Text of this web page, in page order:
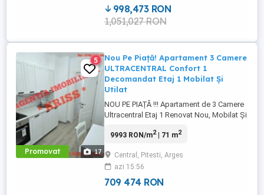
mai căutate ...
998,473 RON
1,051,027 RON
Promovat 17
5
Nou Pe Piață! Apartament 3 Camere
ULTRACENTRAL Confort 1
Decomandat Etaj 1 Mobilat Și
Utilat
NOU PE PIAȚĂ !!! Apartament de 3 Camere
Ultracentral Etaj 1 Renovat Nou, Mobilat Și
accesibilitate într-o locație premium Te
complet renovat, situat în inima orașului
Pitești, ideal pentru locuit sau investiție. ...
9993 RON/m2| 71 m2
Central, Pitesti, Arges
azi 15:56
709 474 RON